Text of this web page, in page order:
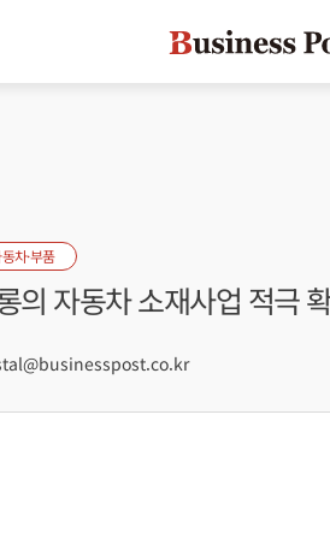
차·부품
의 자동차 소재사업 적극